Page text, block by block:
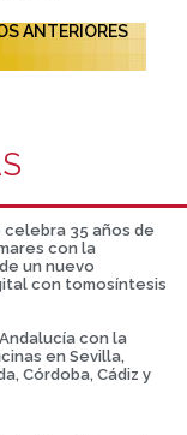
ANTERIORES
35 años de
con la
un nuevo
con tomosíntesis
con la
en Sevilla,
Córdoba, Cádiz y